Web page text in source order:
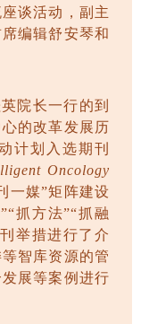
谈活动，副主
编辑舒安琴和
院长一行的到
的改革发展历
计划入选期刊
Oncology
一媒”矩阵建设
抓方法”“抓融
举措进行了介
智库资源的管
展等案例进行